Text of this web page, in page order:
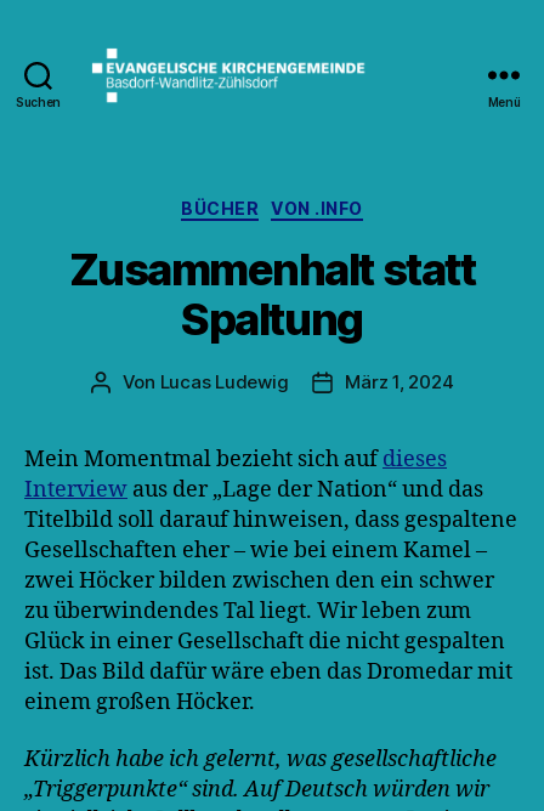
Suchen Menü
Kategorien
BÜCHER VON .INFO
Zusammenhalt statt
Spaltung
Beitragsautor
Von Lucas Ludewig Veröffentlichungsdatum
März 1, 2024
Mein Momentmal bezieht sich aufdieses
Interview aus der „Lage der Nation“ und das
Titelbild soll darauf hinweisen, dass gespaltene
Gesellschaften eher – wie bei einem Kamel –
zwei Höcker bilden zwischen den ein schwer
zu überwindendes Tal liegt. Wir leben zum
Glück in einer Gesellschaft die nicht gespalten
ist. Das Bild dafür wäre eben das Dromedar mit
einem großen Höcker.
Kürzlich habe ich gelernt, was gesellschaftliche
„Triggerpunkte“ sind. Auf Deutsch würden wir